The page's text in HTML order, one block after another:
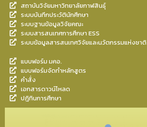
สถาบันวิจัยมหาวิทยาลัยกาฬสินธุ์
ระบบบันทึกประวัตินักศึกษา
ระบบฐานข้อมูลวิจัยคณะ
ระบบสารสนเทศการศึกษา ESS
ระบบข้อมูลสารสนเทศวิจัยและนวัตกรรมแห่งชาติ
แบบฟอร์ม มคอ.
แบบฟอร์มจัดทำหลักสูตร
คำสั่ง
เอกสารดาวน์โหลด
ปฎิทินการศึกษา